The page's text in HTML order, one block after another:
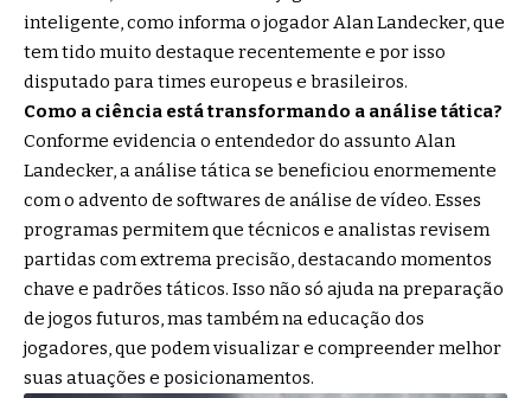
inteligente, como informa o jogador Alan Landecker, que
tem tido muito destaque recentemente e por isso
disputado para times europeus e brasileiros.
Como a ciência está transformando a análise tática?
Conforme evidencia o entendedor do assunto Alan
Landecker, a análise tática se beneficiou enormemente
com o advento de softwares de análise de vídeo. Esses
programas permitem que técnicos e analistas revisem
partidas com extrema precisão, destacando momentos
chave e padrões táticos. Isso não só ajuda na preparação
de jogos futuros, mas também na educação dos
jogadores, que podem visualizar e compreender melhor
suas atuações e posicionamentos.